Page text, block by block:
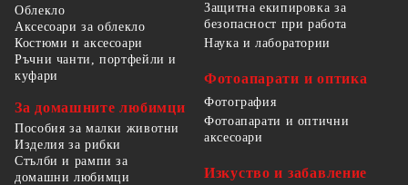
Облекло
Аксесоари за облекло
Костюми и аксесоари
Ръчни чанти, портфейли и
куфари
За домашните любимци
Пособия за малки животни
Изделия за рибки
Стълби и рампи за
домашни любимци
Защитна екипировка за
безопасност при работа
Наука и лаборатории
Фотоапарати и оптика
Фотография
Фотоапарати и оптични
аксесоари
Изкуство и забавление